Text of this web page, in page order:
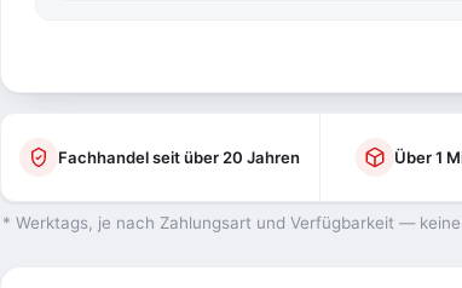
Fachhandel seit über 20 Jahren Über 1
* Werktags, je nach Zahlungsart und Verfügbarkeit —